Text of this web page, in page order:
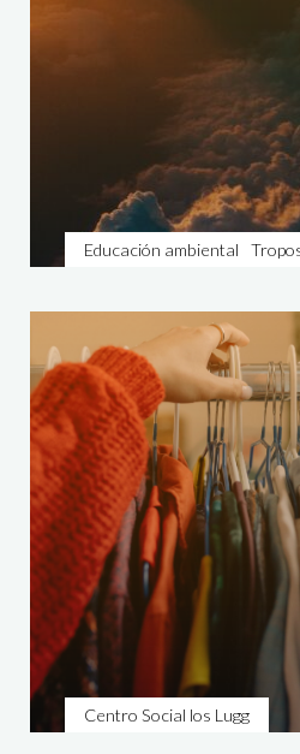
Educación ambiental
Centro Social los Lugg